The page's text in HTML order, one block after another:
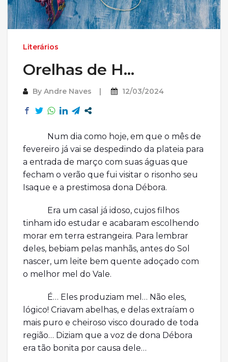
Literários
Orelhas de H…
By Andre Naves 12/03/2024
Num dia como hoje, em que o mês de
fevereiro já vai se despedindo da plateia para
a entrada de março com suas águas que
fecham o verão que fui visitar o risonho seu
Isaque e a prestimosa dona Débora.
Era um casal já idoso, cujos filhos
tinham ido estudar e acabaram escolhendo
morar em terra estrangeira. Para lembrar
deles, bebiam pelas manhãs, antes do Sol
nascer, um leite bem quente adoçado com
o melhor mel do Vale.
É… Eles produziam mel… Não eles,
lógico! Criavam abelhas, e delas extraíam o
mais puro e cheiroso visco dourado de toda
região… Diziam que a voz de dona Débora
era tão bonita por causa dele…